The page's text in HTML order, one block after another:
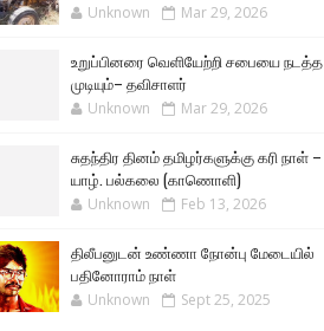
Unknown Mar 29, 2026
உறுப்பினரை வெளியேற்றி சபையை நடத்த
முடியும்– தவிசாளர்
Unknown Mar 29, 2026
சுதந்திர தினம் தமிழர்களுக்கு கரி நாள் –
யாழ். பல்கலை (காணொளி)
Unknown Feb 13, 2026
திலீபனுடன் உண்ணா நோன்பு மேடையில்
பதினோராம் நாள்
Unknown Sept 25, 2025